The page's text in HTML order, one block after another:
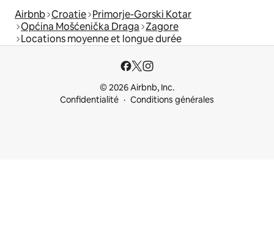
Airbnb Croatie Primorje-Gorski Kotar
Općina Mošćenička Draga Zagore
Locations moyenne et longue durée
© 2026 Airbnb, Inc.
Confidentialité
Conditions générales